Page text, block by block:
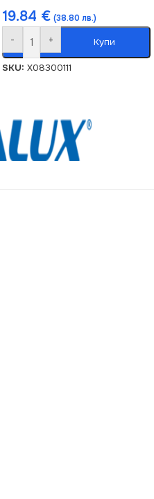
19.84 € (38.80 лв.)
- + Купи
SKU: X08300111